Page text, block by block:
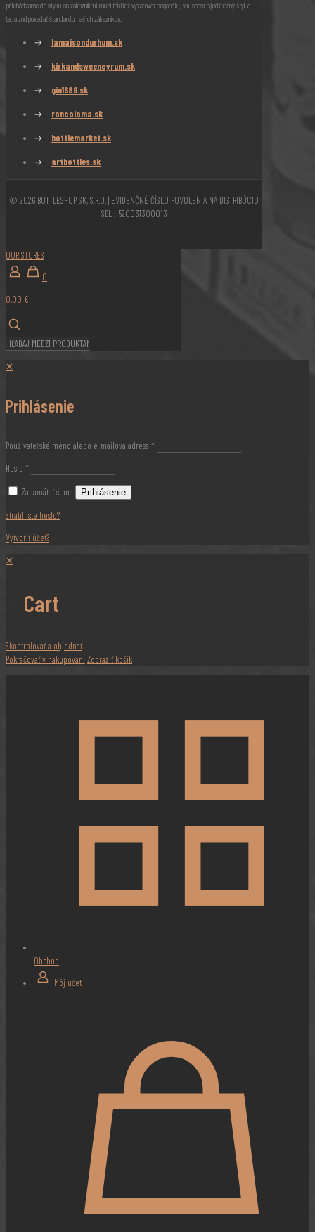
prichádzame do styku so zákazníkmi musí taktiež vyžarovať eleganciu, vkusnosť a jedinečný štýl, a
teda zodpovedať štandardu našich zákazníkov.
→ lamaisondurhum.sk
→ kirkandsweeneyrum.sk
→ gin1689.sk
→ roncoloma.sk
→ bottlemarket.sk
→ artbottles.sk
© 2026 BOTTLESHOP SK, S.R.O. | EVIDENČNÉ ČÍSLO POVOLENIA NA DISTRIBÚCIU
SBL : 520031300013
OUR STORES
0
0,00 €
✕
Prihlásenie
Používateľské meno alebo e-mailová adresa *
Heslo *
Zapamätať si ma Prihlásenie
Stratili ste heslo?
Vytvoriť účet?
✕
Cart
Skontrolovať a objednať
Pokračovať v nakupovaníZobraziť košík
Obchod
Môj účet